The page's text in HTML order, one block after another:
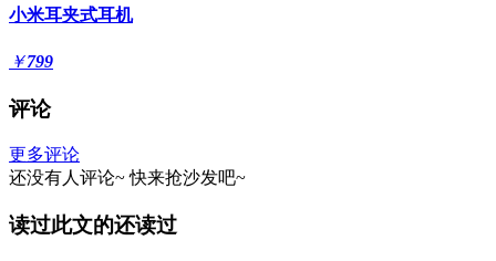
小米耳夹式耳机
￥799
评论
更多评论
还没有人评论~ 快来抢沙发吧~
读过此文的还读过